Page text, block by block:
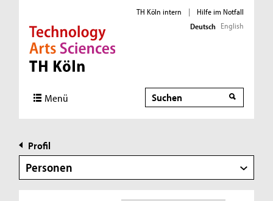
Direkt zur Hauptnavigation
Direkt zur Subnavigation
Direkt zum Inhalt
Direkt zum Fußbereich
TH Köln intern |
Hilfe im Notfall
Deutsch English
Menü Suche
Profil
Personen